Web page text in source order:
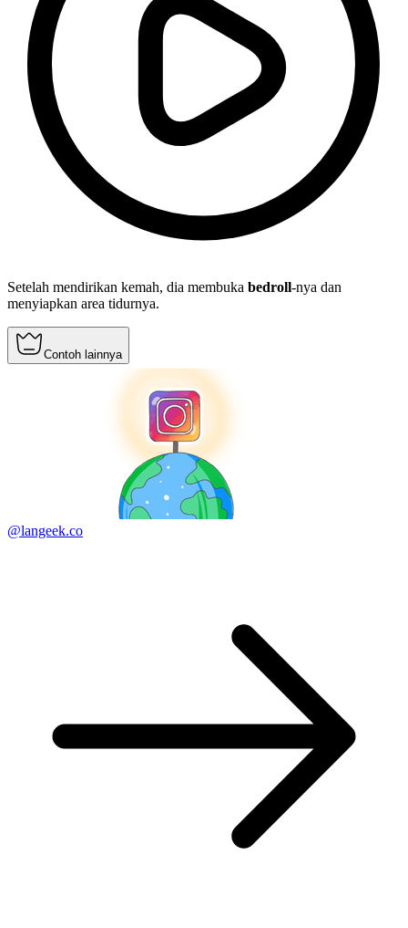
Setelah mendirikan kemah, dia membuka bedroll-nya dan
menyiapkan area tidurnya.
Contoh lainnya
@langeek.co